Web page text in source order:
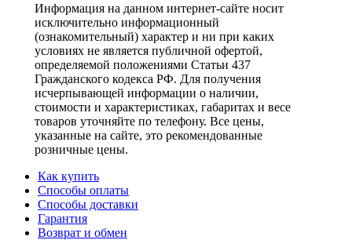
Информация на данном интернет-сайте носит
исключительно информационный
(ознакомительный) характер и ни при каких
условиях не является публичной офертой,
определяемой положениями Статьи 437
Гражданского кодекса РФ. Для получения
исчерпывающей информации о наличии,
стоимости и характеристиках, габаритах и весе
товаров уточняйте по телефону. Все цены,
указанные на сайте, это рекомендованные
розничные цены.
Как купить
Способы оплаты
Способы доставки
Гарантия
Возврат и обмен